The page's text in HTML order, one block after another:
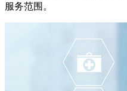
服务范围。